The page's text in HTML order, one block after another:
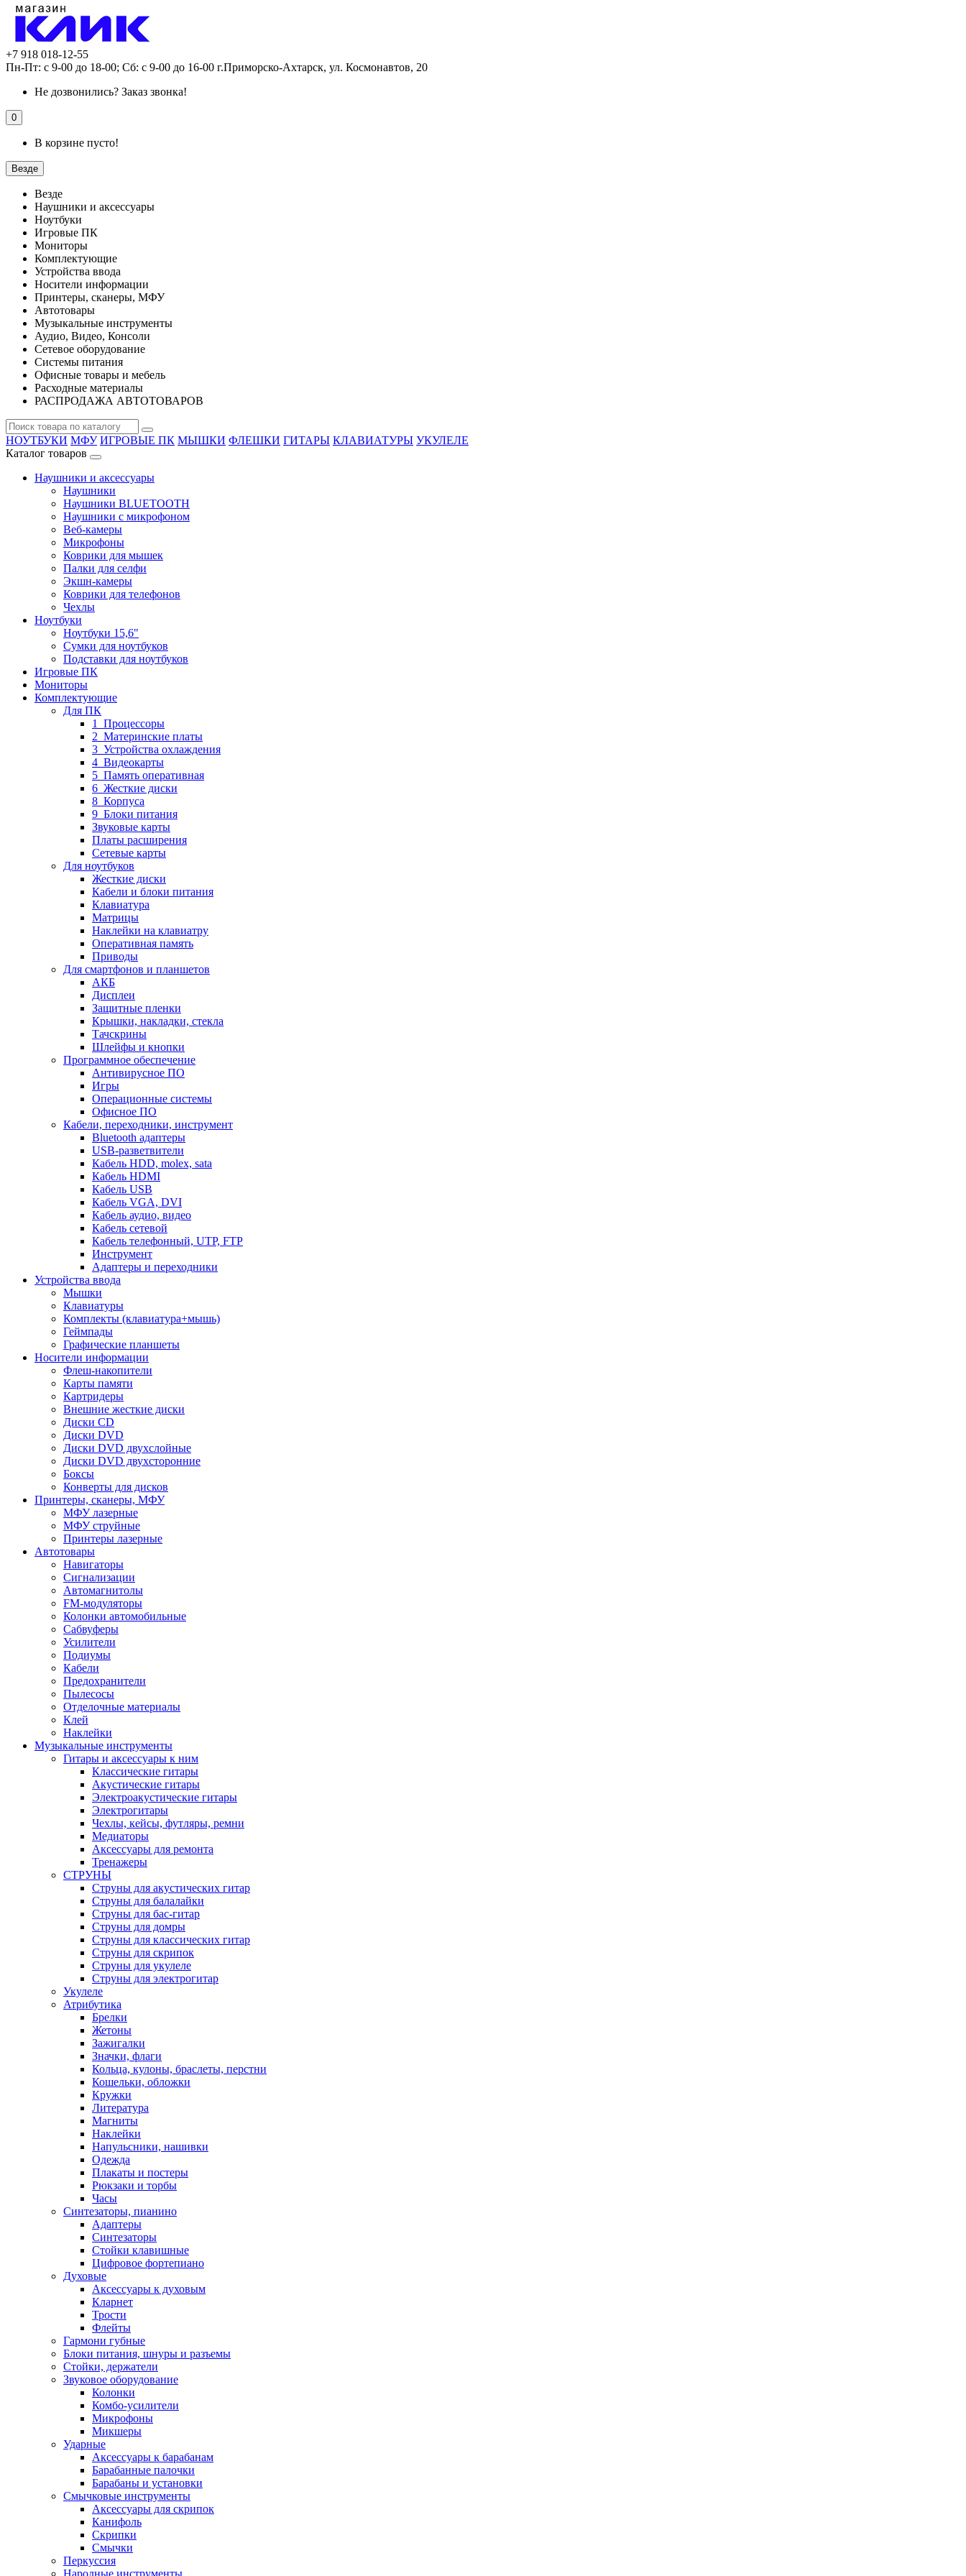
+7 918 018-12-55
Пн-Пт: с 9-00 до 18-00; Сб: с 9-00 до 16-00 г.Приморско-Ахтарск, ул. Космонавтов, 20
Не дозвонились? Заказ звонка!
0
В корзине пусто!
Везде
Везде
Наушники и аксессуары
Ноутбуки
Игровые ПК
Мониторы
Комплектующие
Устройства ввода
Носители информации
Принтеры, сканеры, МФУ
Автотовары
Музыкальные инструменты
Аудио, Видео, Консоли
Сетевое оборудование
Системы питания
Офисные товары и мебель
Расходные материалы
РАСПРОДАЖА АВТОТОВАРОВ
НОУТБУКИ МФУ ИГРОВЫЕ ПК МЫШКИ ФЛЕШКИ ГИТАРЫ КЛАВИАТУРЫ УКУЛЕЛЕ
Каталог товаров
Наушники и аксессуары
Наушники
Наушники BLUETOOTH
Наушники с микрофоном
Веб-камеры
Микрофоны
Коврики для мышек
Палки для селфи
Экшн-камеры
Коврики для телефонов
Чехлы
Ноутбуки
Ноутбуки 15,6"
Сумки для ноутбуков
Подставки для ноутбуков
Игровые ПК
Мониторы
Комплектующие
Для ПК
1_Процессоры
2_Материнские платы
3_Устройства охлаждения
4_Видеокарты
5_Память оперативная
6_Жесткие диски
8_Корпуса
9_Блоки питания
Звуковые карты
Платы расширения
Сетевые карты
Для ноутбуков
Жесткие диски
Кабели и блоки питания
Клавиатура
Матрицы
Наклейки на клавиатру
Оперативная память
Приводы
Для смартфонов и планшетов
АКБ
Дисплеи
Защитные пленки
Крышки, накладки, стекла
Тачскрины
Шлейфы и кнопки
Программное обеспечение
Антивирусное ПО
Игры
Операционные системы
Офисное ПО
Кабели, переходники, инструмент
Bluetooth адаптеры
USB-разветвители
Кабель HDD, molex, sata
Кабель HDMI
Кабель USB
Кабель VGA, DVI
Кабель аудио, видео
Кабель сетевой
Кабель телефонный, UTP, FTP
Инструмент
Адаптеры и переходники
Устройства ввода
Мышки
Клавиатуры
Комплекты (клавиатура+мышь)
Геймпады
Графические планшеты
Носители информации
Флеш-накопители
Карты памяти
Картридеры
Внешние жесткие диски
Диски CD
Диски DVD
Диски DVD двухслойные
Диски DVD двухсторонние
Боксы
Конверты для дисков
Принтеры, сканеры, МФУ
МФУ лазерные
МФУ струйные
Принтеры лазерные
Автотовары
Навигаторы
Сигнализации
Автомагнитолы
FM-модуляторы
Колонки автомобильные
Сабвуферы
Усилители
Подиумы
Кабели
Предохранители
Пылесосы
Отделочные материалы
Клей
Наклейки
Музыкальные инструменты
Гитары и аксессуары к ним
Классические гитары
Акустические гитары
Электроакустические гитары
Электрогитары
Чехлы, кейсы, футляры, ремни
Медиаторы
Аксессуары для ремонта
Тренажеры
СТРУНЫ
Струны для акустических гитар
Струны для балалайки
Струны для бас-гитар
Струны для домры
Струны для классических гитар
Струны для скрипок
Струны для укулеле
Струны для электрогитар
Укулеле
Атрибутика
Брелки
Жетоны
Зажигалки
Значки, флаги
Кольца, кулоны, браслеты, перстни
Кошельки, обложки
Кружки
Литература
Магниты
Наклейки
Напульсники, нашивки
Одежда
Плакаты и постеры
Рюкзаки и торбы
Часы
Синтезаторы, пианино
Адаптеры
Синтезаторы
Стойки клавишные
Цифровое фортепиано
Духовые
Аксессуары к духовым
Кларнет
Трости
Флейты
Гармони губные
Блоки питания, шнуры и разъемы
Стойки, держатели
Звуковое оборудование
Колонки
Комбо-усилители
Микрофоны
Микшеры
Ударные
Аксессуары к барабанам
Барабанные палочки
Барабаны и установки
Смычковые инструменты
Аксессуары для скрипок
Канифоль
Скрипки
Смычки
Перкуссия
Народные инструменты